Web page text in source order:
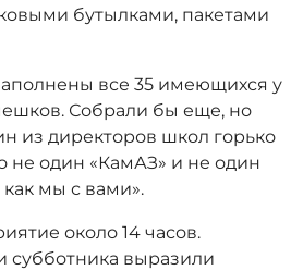
бутылками, пакетами
все 35 имеющихся у
Собрали бы еще, но
из директоров школ горько
не один «КамАЗ» и не один
как мы с вами».
около 14 часов.
субботника выразили